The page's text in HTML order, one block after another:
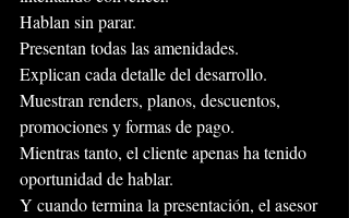
Hablan sin parar.
Presentan todas las amenidades.
Explican cada detalle del desarrollo.
Muestran renders, planos, descuentos,
promociones y formas de pago.
Mientras tanto, el cliente apenas ha tenido
oportunidad de hablar.
Y cuando termina la presentación, el asesor